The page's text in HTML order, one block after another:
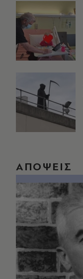
ΑΠΟΨΕΙΣ